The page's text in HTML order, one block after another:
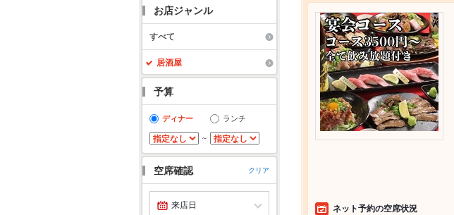
お店ジャンル
すべて
居酒屋
予算
ディナー ランチ
～
空席確認 クリア
ネット予約の空席状況